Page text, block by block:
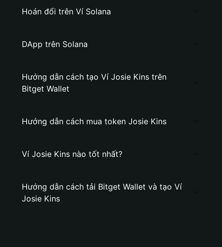
Hoán đổi trên Ví Solana
DApp trên Solana
Hướng dẫn cách tạo Ví Josie Kins trên
Bitget Wallet
Hướng dẫn cách mua token Josie Kins
Ví Josie Kins nào tốt nhất?
Hướng dẫn cách tải Bitget Wallet và tạo Ví
Josie Kins